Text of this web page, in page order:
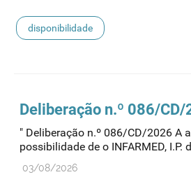
disponibilidade
Deliberação n.º 086/
" Deliberação n.º 086/CD/2026 A
possibilidade de o INFARMED, I.P.
03/08/2026